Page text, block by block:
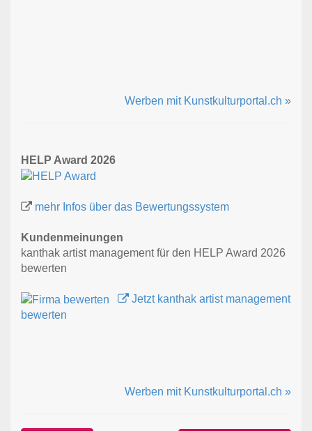
Werben mit Kunstkulturportal.ch »
HELP Award 2026
mehr Infos über das Bewertungssystem
Kundenmeinungen
kanthak artist management für den HELP Award 2026
bewerten
Jetzt kanthak artist management
bewerten
Werben mit Kunstkulturportal.ch »